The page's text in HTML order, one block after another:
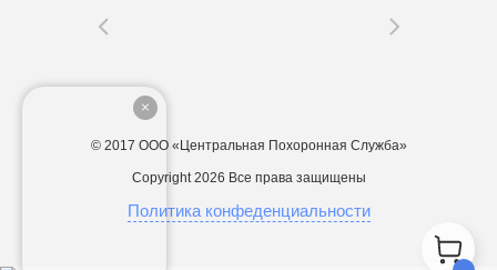
© 2017 ООО «Центральная Похоронная Служба»
Copyright 2026 Все права защищены
Политика конфеденциальности